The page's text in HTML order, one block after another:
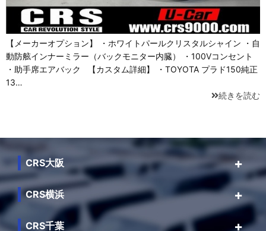
【メーカーオプション】 ・ホワイトパールクリスタルシャイン ・自
動防舷インナーミラー（バックモニター内臓） ・100Vコンセント
・助手席エアバック 【カスタム詳細】 ・TOYOTA プラド150純正
13…
続きを読む
CRS大阪
CRS横浜
CRS千葉